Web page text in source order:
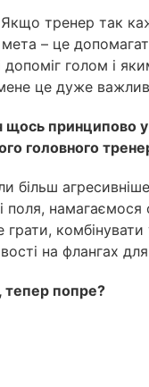
тренер так
– це
голом і
це дуже
щось принципово у
головного
більш
поля,
комбінувати
на флангах для
тепер попре?